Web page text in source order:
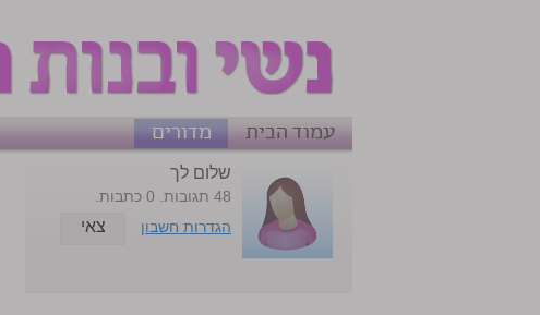
עמוד הבית
מדורים
שלום לך
48 תגובות. 0 כתבות.
הגדרות חשבון
צאי